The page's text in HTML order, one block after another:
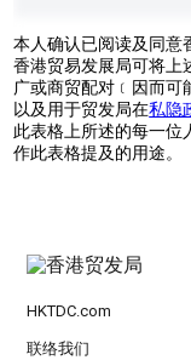
本人确认已阅读及同意
香港贸易发展局可将上
广或商贸配对﹝因而可
以及用于贸发局在私隐
此表格上所述的每一位
作此表格提及的用途。
HKTDC.com
联络我们